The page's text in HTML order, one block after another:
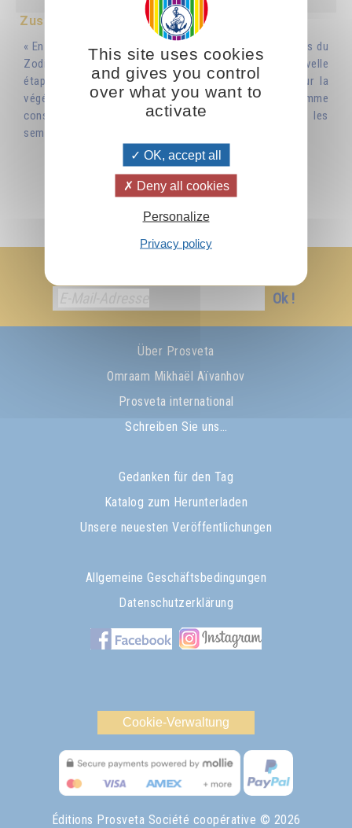
Zusammenfassung
« En une année, le soleil parcourt les douze constellations du
Zodiaque, et chaque constellation représente une nouvelle
étape dans la vie de la nature.Ce travail du soleil sur la
végétation a des correspondances avec celui que l'homme
conscient, éclairé, doit accomplir afin de développer les
semences spirituelles enfouies en lui.
Ok !
Über Prosveta
Omraam Mikhaël Aïvanhov
Prosveta international
Schreiben Sie uns…
Gedanken für den Tag
Katalog zum Herunterladen
Unsere neuesten Veröffentlichungen
Allgemeine Geschäftsbedingungen
Datenschutzerklärung
Cookie-Verwaltung
Éditions Prosveta Société coopérative © 2026
This site uses cookies
and gives you control
over what you want to
activate
OK, accept all
Deny all cookies
Personalize
Privacy policy